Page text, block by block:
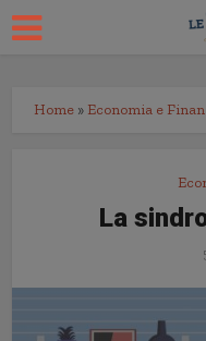
Home » Economia e
La